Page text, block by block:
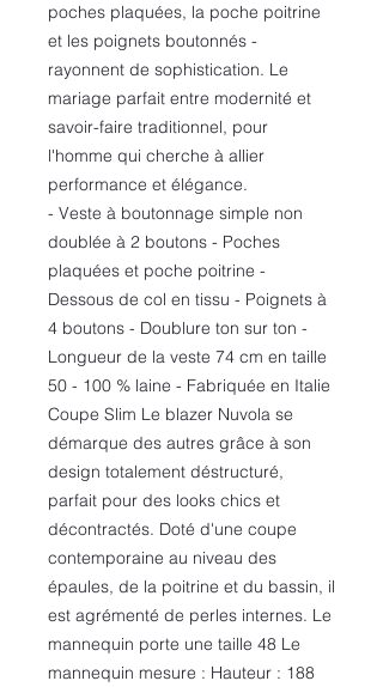
poches plaquées, la poche poitrine
et les poignets boutonnés -
rayonnent de sophistication. Le
mariage parfait entre modernité et
savoir-faire traditionnel, pour
l'homme qui cherche à allier
performance et élégance.
- Veste à boutonnage simple non
doublée à 2 boutons - Poches
plaquées et poche poitrine -
Dessous de col en tissu - Poignets à
4 boutons - Doublure ton sur ton -
Longueur de la veste 74 cm en taille
50 - 100 % laine - Fabriquée en Italie
Coupe Slim Le blazer Nuvola se
démarque des autres grâce à son
design totalement déstructuré,
parfait pour des looks chics et
décontractés. Doté d'une coupe
contemporaine au niveau des
épaules, de la poitrine et du bassin, il
est agrémenté de perles internes. Le
mannequin porte une taille 48 Le
mannequin mesure : Hauteur : 188